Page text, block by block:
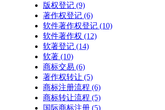
版权登记 (9)
著作权登记 (6)
软件著作权登记 (10)
软件著作权 (12)
软著登记 (14)
软著 (10)
商标交易 (6)
著作权转让 (5)
商标注册流程 (6)
商标转让流程 (5)
国际商标注册 (5)